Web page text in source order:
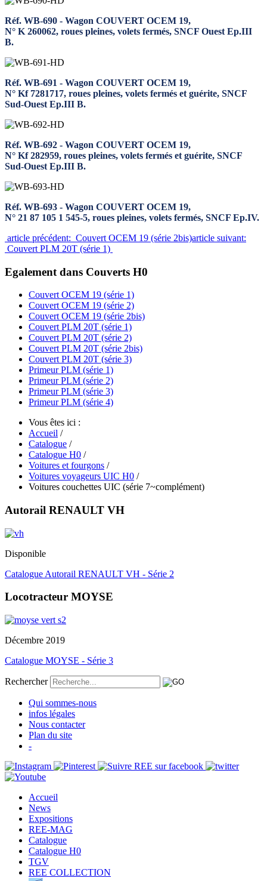
Réf. WB-690 - Wagon COUVERT OCEM 19,
N° K 260062, roues pleines, volets fermés, SNCF Ouest Ep.III
B.
Réf. WB-691 - Wagon COUVERT OCEM 19,
N° Kf 7281717, roues pleines, volets fermés et guérite, SNCF
Sud-Ouest Ep.III B.
Réf. WB-692 - Wagon COUVERT OCEM 19,
N° Kf 282959, roues pleines, volets fermés et guérite, SNCF
Sud-Ouest Ep.III B.
Réf. WB-693 - Wagon COUVERT OCEM 19,
N° 21 87 105 1 545-5, roues pleines, volets fermés, SNCF Ep.IV.
article précédent: Couvert OCEM 19 (série 2bis)article suivant:
Couvert PLM 20T (série 1)
Egalement dans Couverts H0
Couvert OCEM 19 (série 1)
Couvert OCEM 19 (série 2)
Couvert OCEM 19 (série 2bis)
Couvert PLM 20T (série 1)
Couvert PLM 20T (série 2)
Couvert PLM 20T (série 2bis)
Couvert PLM 20T (série 3)
Primeur PLM (série 1)
Primeur PLM (série 2)
Primeur PLM (série 3)
Primeur PLM (série 4)
Vous êtes ici :
Accueil /
Catalogue /
Catalogue H0 /
Voitures et fourgons /
Voitures voyageurs UIC H0 /
Voitures couchettes UIC (série 7~complément)
Autorail RENAULT VH
Disponible
Catalogue Autorail RENAULT VH - Série 2
Locotracteur MOYSE
Décembre 2019
Catalogue MOYSE - Série 3
Rechercher
Qui sommes-nous
infos légales
Nous contacter
Plan du site
-
Accueil
News
Expositions
REE-MAG
Catalogue
Catalogue H0
TGV
REE COLLECTION